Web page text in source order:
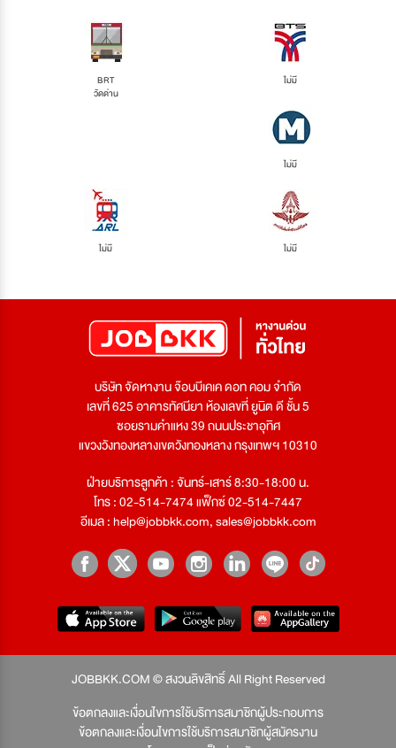
BRT
วัดด่าน
ไม่มี
ไม่มี
ไม่มี ไม่มี
บริษัท จัดหางาน จ๊อบบีเคเค ดอท คอม จำกัด
เลขที่ 625 อาคารทัศนียา ห้องเลขที่ ยูนิต ดี ชั้น 5
ซอยรามคำแหง 39 ถนนประชาอุทิศ
แขวงวังทองหลางเขตวังทองหลาง กรุงเทพฯ 10310
ฝ่ายบริการลูกค้า : จันทร์-เสาร์ 8:30-18:00 น.
โทร : 02-514-7474 แฟ็กซ์ 02-514-7447
อีเมล :help@jobbkk.com,sales@jobbkk.com
JOBBKK.COM © สงวนลิขสิทธิ์ All Right Reserved
ข้อตกลงและเงื่อนไขการใช้บริการสมาชิกผู้ประกอบการ
ข้อตกลงและเงื่อนไขการใช้บริการสมาชิกผู้สมัครงาน